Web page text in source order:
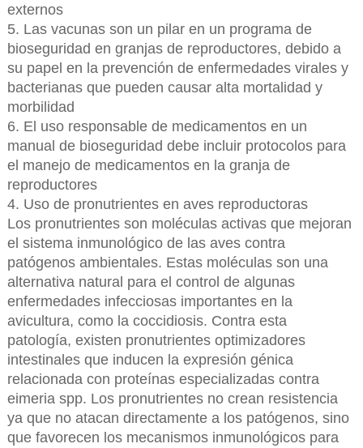
externos
5. Las vacunas son un pilar en un programa de
bioseguridad en granjas de reproductores, debido a
su papel en la prevención de enfermedades virales y
bacterianas que pueden causar alta mortalidad y
morbilidad
6. El uso responsable de medicamentos en un
manual de bioseguridad debe incluir protocolos para
el manejo de medicamentos en la granja de
reproductores
4. Uso de pronutrientes en aves reproductoras
Los pronutrientes son moléculas activas que mejoran
el sistema inmunológico de las aves contra
patógenos ambientales. Estas moléculas son una
alternativa natural para el control de algunas
enfermedades infecciosas importantes en la
avicultura, como la coccidiosis. Contra esta
patología, existen pronutrientes optimizadores
intestinales que inducen la expresión génica
relacionada con proteínas especializadas contra
eimeria spp. Los pronutrientes no crean resistencia
ya que no atacan directamente a los patógenos, sino
que favorecen los mecanismos inmunológicos para